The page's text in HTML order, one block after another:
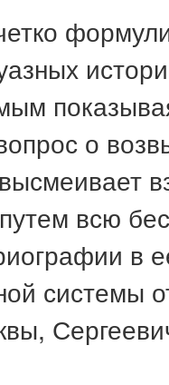
о
всю
в
системы